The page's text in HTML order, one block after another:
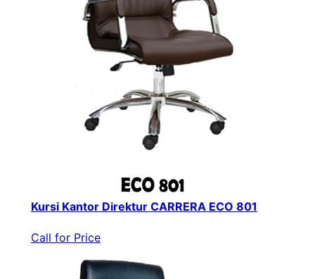
Kursi Kantor Direktur CARRERA ECO 801
Call for Price